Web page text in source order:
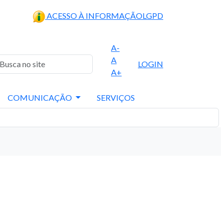
ACESSO À INFORMAÇÃOLGPD
A-
A
A+
LOGIN
COMUNICAÇÃO SERVIÇOS